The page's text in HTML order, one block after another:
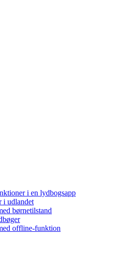
i en lydbogsapp
i udlandet
børnetilstand
offline-funktion